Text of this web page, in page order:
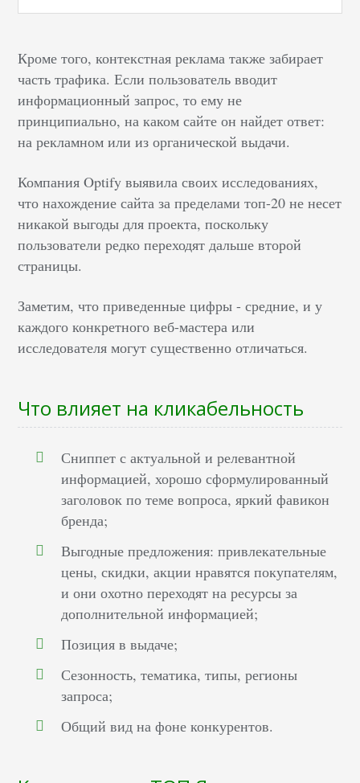
Кроме того, контекстная реклама также забирает
часть трафика. Если пользователь вводит
информационный запрос, то ему не
принципиально, на каком сайте он найдет ответ:
на рекламном или из органической выдачи.
Компания Optify выявила своих исследованиях,
что нахождение сайта за пределами топ-20 не несет
никакой выгоды для проекта, поскольку
пользователи редко переходят дальше второй
страницы.
Заметим, что приведенные цифры - средние, и у
каждого конкретного веб-мастера или
исследователя могут существенно отличаться.
Что влияет на кликабельность
Сниппет с актуальной и релевантной
информацией, хорошо сформулированный
заголовок по теме вопроса, яркий фавикон
бренда;
Выгодные предложения: привлекательные
цены, скидки, акции нравятся покупателям,
и они охотно переходят на ресурсы за
дополнительной информацией;
Позиция в выдаче;
Сезонность, тематика, типы, регионы
запроса;
Общий вид на фоне конкурентов.